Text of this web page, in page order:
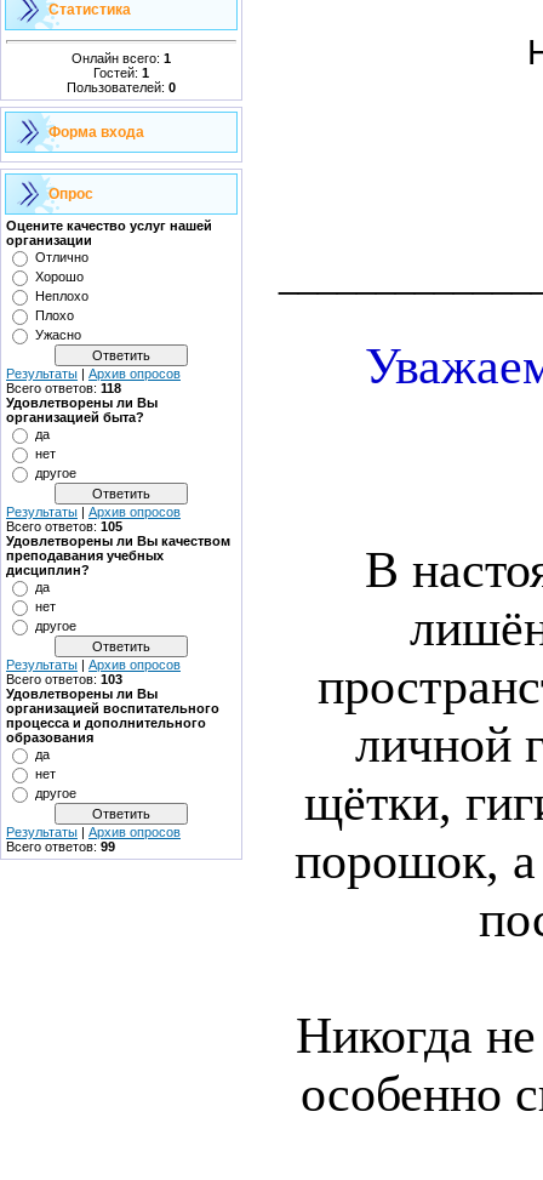
Статистика
Онлайн всего: 1
Гостей: 1
Пользователей: 0
Форма входа
Опрос
Оцените качество услуг нашей
организации
Отлично
Хорошо
Неплохо
Плохо
Ужасно
Результаты | Архив опросов
Всего ответов: 118
Удовлетворены ли Вы
организацией быта?
да
нет
другое
Результаты | Архив опросов
Всего ответов: 105
Удовлетворены ли Вы качеством
преподавания учебных
дисциплин?
да
нет
другое
Результаты | Архив опросов
Всего ответов: 103
Удовлетворены ли Вы
организацией воспитательного
процесса и дополнительного
образования
да
нет
другое
Результаты | Архив опросов
Всего ответов: 99
В
личной
щётки,
порошок, а
Никогда
особенно